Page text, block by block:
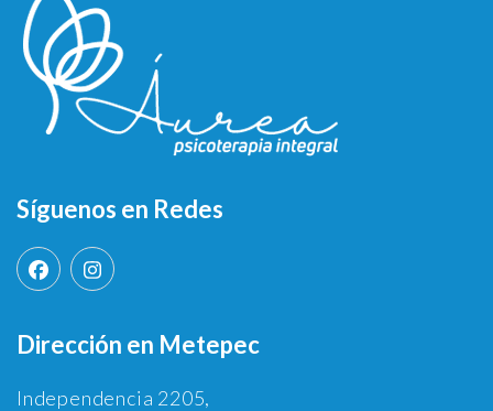
Síguenos en Redes
Dirección en Metepec
Independencia 2205,